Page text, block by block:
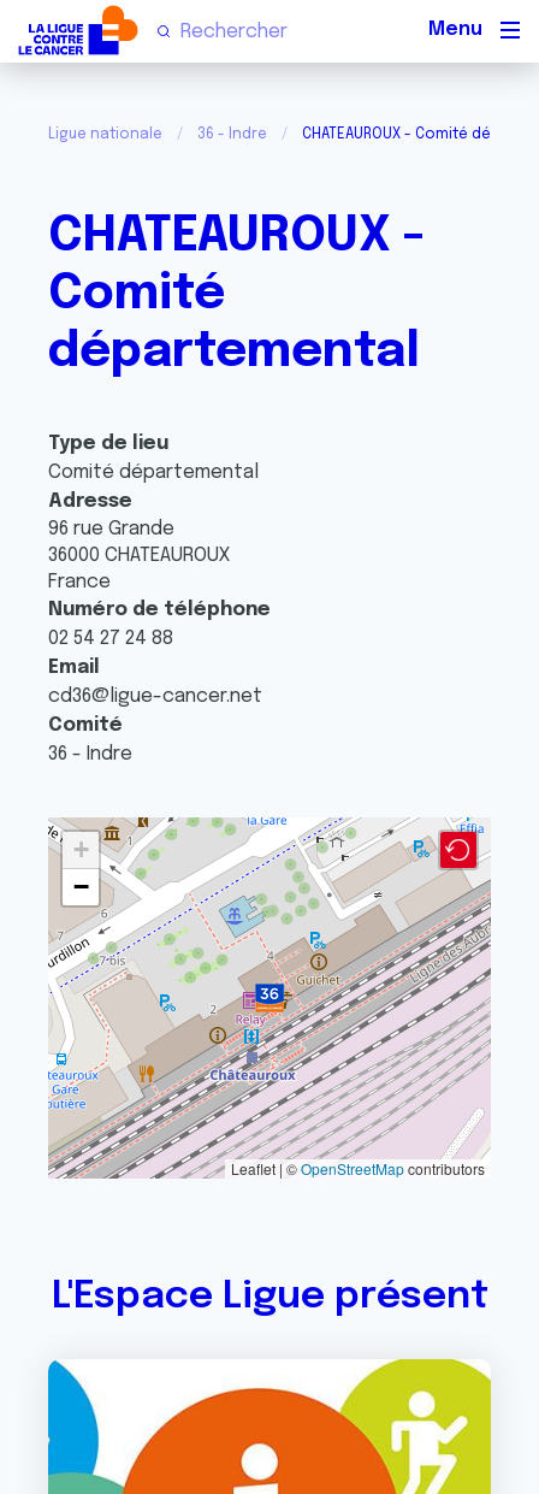
Ligue nationale 36 - Indre CHATEAUROUX - Comité
CHATEAUROUX -
Comité
départemental
Type de lieu
Comité départemental
Adresse
96 rue Grande
36000 CHATEAUROUX
France
Numéro de téléphone
02 54 27 24 88
Email
cd36@ligue-cancer.net
Comité
36 - Indre
+
−
Leaflet | ©OpenStreetMapcontributors
L'Espace Ligue présent
Image